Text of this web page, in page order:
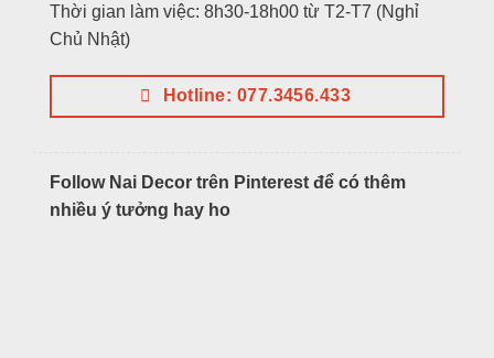
Thời gian làm việc: 8h30-18h00 từ T2-T7 (Nghỉ
Chủ Nhật)
Hotline: 077.3456.433
Follow Nai Decor trên Pinterest để có thêm
nhiều ý tưởng hay ho